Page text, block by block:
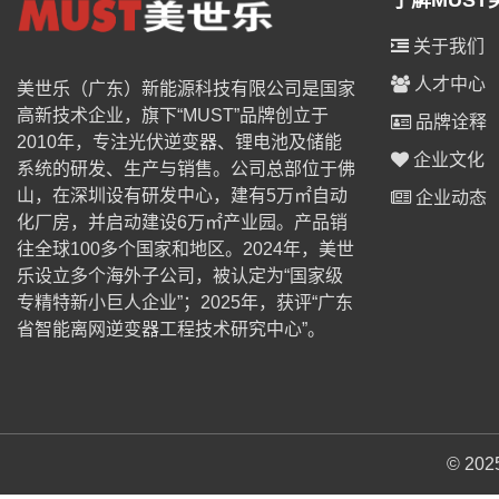
美世乐（广东）新能源科技有限公司是国家
高新技术企业，旗下“MUST”品牌创立于
2010年，专注光伏逆变器、锂电池及储能
系统的研发、生产与销售。公司总部位于佛
山，在深圳设有研发中心，建有5万㎡自动
化厂房，并启动建设6万㎡产业园。产品销
往全球100多个国家和地区。2024年，美世
乐设立多个海外子公司，被认定为“国家级
专精特新小巨人企业”；2025年，获评“广东
省智能离网逆变器工程技术研究中心”。
关于我们
人才中心
品牌诠释
企业文化
企业动态
©